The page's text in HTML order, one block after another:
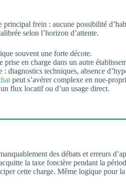
frein : aucune possibilité
selon l’horizon d’attente.
souvent une forte décote.
en charge dans un autre
techniques, absence
peut s’avérer complexe en nue-
flux locatif ou d’un usage direct.
des débats et erreurs
la taxe foncière pendant la
cette charge. Même logique pour